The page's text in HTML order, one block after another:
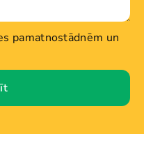
pamatnostādnēm un